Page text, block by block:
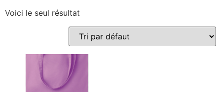
Voici le seul résultat